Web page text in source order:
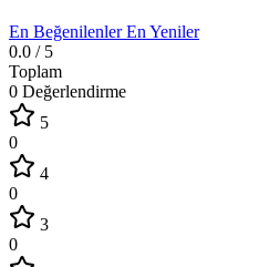
En BeğenilenlerEn Yeniler
0.0 / 5
Toplam
0 Değerlendirme
5
0
4
0
3
0